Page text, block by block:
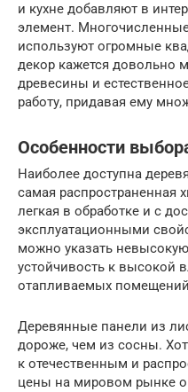
и кухне добавляют в
элемент.
используют огромные
декор кажется довольно
древесины и
работу, придавая ему
Особенности
Наиболее доступна
самая распространенная
легкая в обработке и с
эксплуатационными
можно указать
устойчивость к высокой
отапливаемых
Деревянные панели из
дороже, чем из сосны.
к отечественным и
цены на мировом рынке